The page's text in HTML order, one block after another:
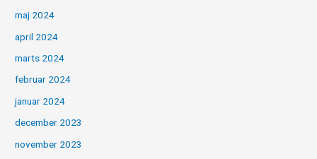
maj 2024
april 2024
marts 2024
februar 2024
januar 2024
december 2023
november 2023